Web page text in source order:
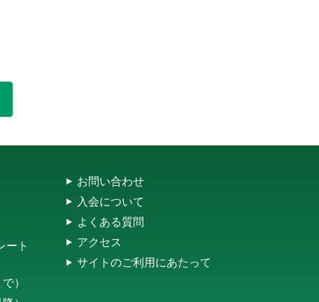
ート
）
お問い合わせ
入会について
よくある質問
アクセス
サイトのご利用にあたって